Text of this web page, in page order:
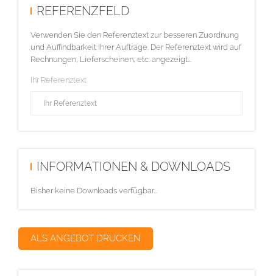
REFERENZFELD
Verwenden Sie den Referenztext zur besseren Zuordnung
und Auffindbarkeit Ihrer Aufträge. Der Referenztext wird auf
Rechnungen, Lieferscheinen, etc. angezeigt...
Ihr Referenztext
INFORMATIONEN & DOWNLOADS
Bisher keine Downloads verfügbar...
ALS ANGEBOT DRUCKEN